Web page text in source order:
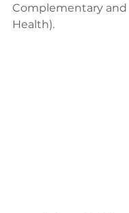
Complementary
Health).